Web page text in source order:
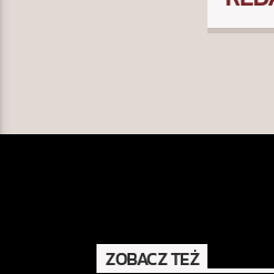
ZOBACZ TEŻ